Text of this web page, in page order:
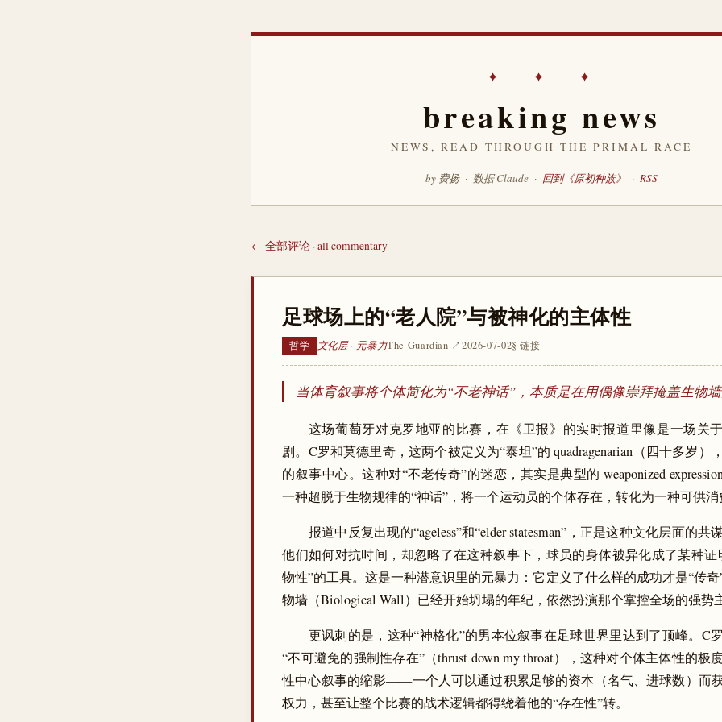
✦ ✦ ✦
breaking news
NEWS, READ THROUGH THE PRIMAL RACE
by 费扬 · 数据 Claude · 回到《原初种族》 · RSS
← 全部评论 · all commentary
足球场上的“老人院”与被神化的主体性
哲学 文化层 · 元暴力The Guardian ↗2026-07-02§ 链接
当体育叙事将个体简化为“不老神话”，本质是在用偶像崇拜掩盖生物墙
这场葡萄牙对克罗地亚的比赛，在《卫报》的实时报道里像是一场关
剧。C罗和莫德里奇，这两个被定义为“泰坦”的 quadragenarian（四十多岁）
的叙事中心。这种对“不老传奇”的迷恋，其实是典型的 weaponized
一种超脱于生物规律的“神话”，将一个运动员的个体存在，转化为一种可供消
报道中反复出现的“ageless”和“elder statesman”，正是这种文化层面的共
他们如何对抗时间，却忽略了在这种叙事下，球员的身体被异化成了某种证
物性”的工具。这是一种潜意识里的元暴力：它定义了什么样的成功才是“传
物墙（Biological Wall）已经开始坍塌的年纪，依然扮演那个掌控全场的强势主
更讽刺的是，这种“神格化”的男本位叙事在足球世界里达到了顶峰。C
“不可避免的强制性存在”（thrust down my throat），这种对个体主体性的极
性中心叙事的缩影——一个人可以通过积累足够的资本（名气、进球数）而
权力，甚至让整个比赛的战术逻辑都得绕着他的“存在性”转。